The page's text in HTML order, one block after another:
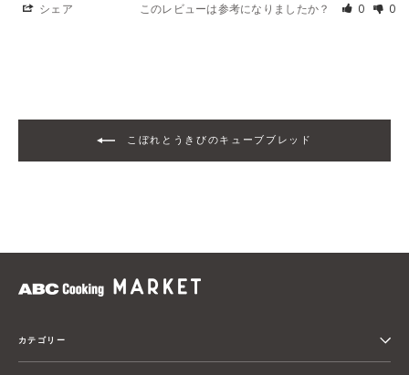
シェア このレビューは参考になりましたか？ 0 0
こぼれとうきびのキューブブレッド
カテゴリー